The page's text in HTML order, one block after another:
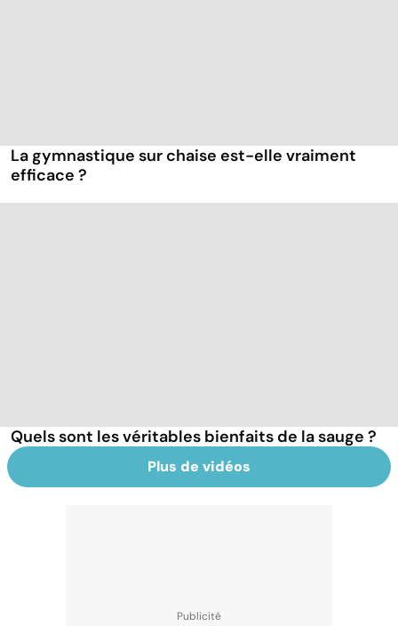
La gymnastique sur chaise est-elle vraiment
efficace ?
Quels sont les véritables bienfaits de la sauge ?
Plus de vidéos